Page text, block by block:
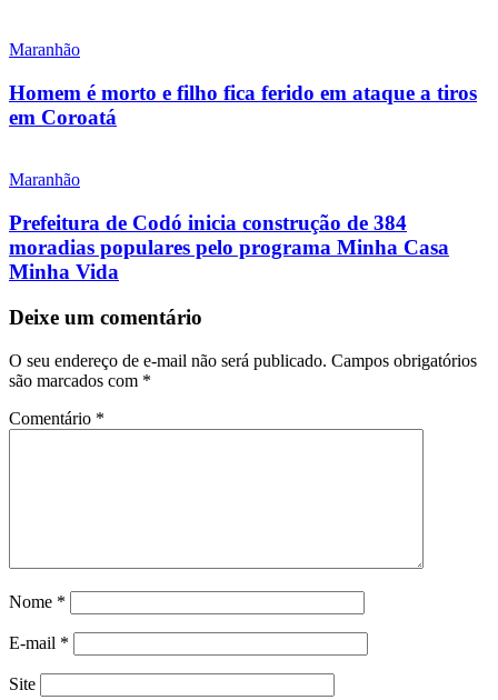
Maranhão
Homem é morto e filho fica ferido em ataque a tiros
em Coroatá
Maranhão
Prefeitura de Codó inicia construção de 384
moradias populares pelo programa Minha Casa
Minha Vida
Deixe um comentário
O seu endereço de e-mail não será publicado. Campos obrigatórios
são marcados com *
Comentário *
Nome *
E-mail *
Site